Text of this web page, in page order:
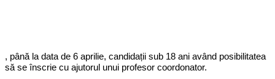
, până la data de 6 aprilie, candidații sub 18 ani având posibilitatea
să se înscrie cu ajutorul unui profesor coordonator.